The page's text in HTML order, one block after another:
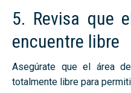
5. Revisa que
encuentre libre
Asegúrate que el área
totalmente libre para